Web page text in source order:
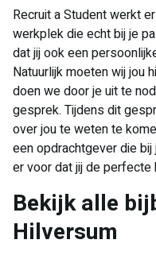
Recruit a Student werkt
werkplek die echt bij je
dat jij ook een
Natuurlijk moeten wij jou
doen we door je uit te
gesprek. Tijdens dit
over jou te weten te
een opdrachtgever die
er voor dat jij de perfecte
Bekijk alle
Hilversum